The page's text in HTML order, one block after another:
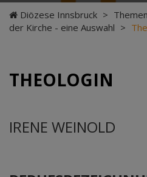
Diözese Innsbruck > Themen
der Kirche - eine Auswahl >
THEOLOGIN
IRENE WEINOLD